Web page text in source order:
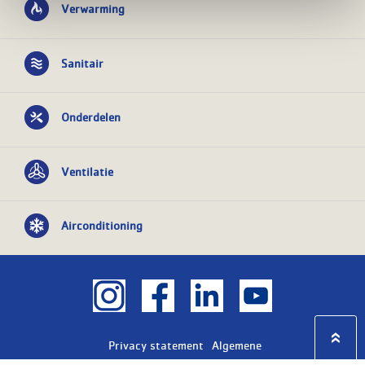
Verwarming
Sanitair
Onderdelen
Ventilatie
Airconditioning
Privacy statement
Algemene